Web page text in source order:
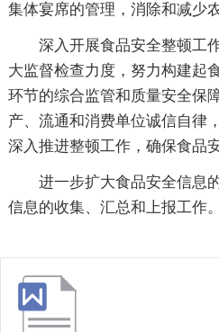
集体宴席的管理，消除和减少
深入开展食品安全整顿工
大监督检查力度，努力构建起
环节的综合监管和质量安全保
产、流通和消费单位诚信自律
深入推进整顿工作，确保食品
进一步扩大食品安全信息
信息的收集、汇总和上报工作。